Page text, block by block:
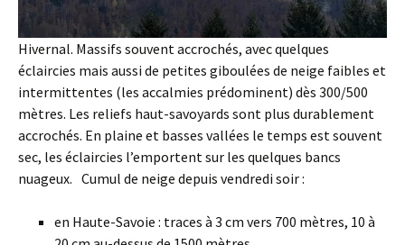
Hivernal. Massifs souvent accrochés, avec quelques
éclaircies mais aussi de petites giboulées de neige faibles et
intermittentes (les accalmies prédominent) dès 300/500
mètres. Les reliefs haut-savoyards sont plus durablement
accrochés. En plaine et basses vallées le temps est souvent
sec, les éclaircies l’emportent sur les quelques bancs
nuageux. Cumul de neige depuis vendredi soir :
en Haute-Savoie : traces à 3 cm vers 700 mètres, 10 à